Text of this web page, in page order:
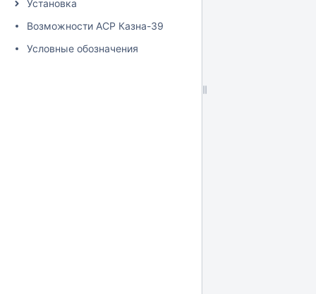
Установка
Возможности АСР Казна-39
Условные обозначения